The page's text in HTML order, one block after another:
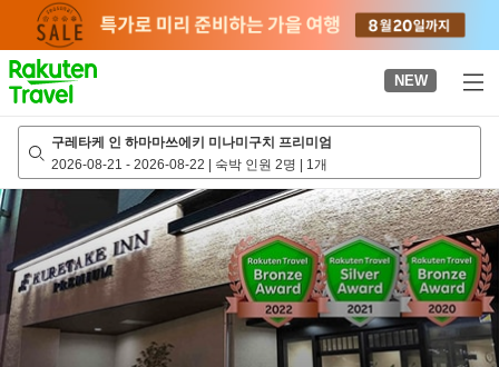
page
NEW
구레타케 인 하마마쓰에키 미나미구치 프리미엄
2026-08-21 - 2026-08-22 | 숙박 인원 2명 | 1개